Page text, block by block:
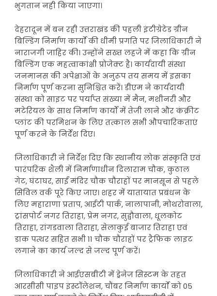
भुगतान नही किया जाएगा।
देहरादून में बन रही उत्तराखंड की पहली इंटीग्रेटेड ग्रीन
बिल्डिंग निर्माण कार्याे की धीमी प्रगति पर जिलाधिकारी ने
नाराजगी जाहिर की। उन्होंने सख्त लहजे में कहा कि ग्रीन
बिल्डिंग एक महत्वाकांक्षी प्रोजेक्ट है। कार्यदायी संस्था
जनमानस की अपेक्षाओं के अनुरूप तय समय में इसका
निर्माण पूर्ण करना सुनिश्चित करें। डीएम ने कार्यदायी
संस्था को साइट पर पर्याप्त संख्या में मैन, मशीनरी और
मटेरियल के साथ निर्माण कार्यों में तेजी लाने और कंक्रीट
प्लांट की परमिशन के लिए तत्काल सभी औपचारिकताएं
पूर्ण करने के निर्देश दिए।
जिलाधिकारी ने निर्देश दिए कि स्थानीय लोक संस्कृति एवं
पारंपरिक शैली में निर्माणाधीन दिलाराम चौक, कुठाल
गेट, घंटाघर, साईं मंदिर चौक चौराहों पर मानसून से पहले
सिविल वर्क पूरे किए जाए। शहर में यातायात प्रबंधन के
लिए महाराणा प्रताप, आईटी पार्क, नालापानी, मोथरोवाला,
ट्रांसपोर्ट नगर तिराहा, प्रेम नगर, सुद्वौवाला, धूलकोट
तिराहा, रांगडवाला तिराहा, सेलाकुई बाजार तिराहा एवं
डाक पत्थर सहित सभी 11 चौक चौराहों पर ट्रैफिक लाइट
लगाने का कार्य जल्द से जल्द पूर्ण करें।
जिलाधिकारी ने आईएसबीटी में ड्रेनेज सिस्टम के तहत
आरसीसी पाइप इंस्टॉलेशन, चौंबर निर्माण कार्याे को 05